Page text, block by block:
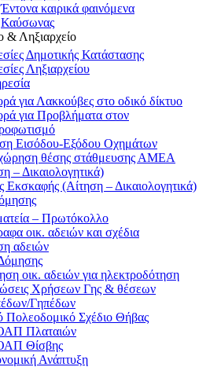
Έντονα καιρικά φαινόμενα
Καύσωνας
& Ληξιαρχείο
Δημοτικής Κατάστασης
Ληξιαρχείου
για Λακκούβες στο οδικό δίκτυο
για Προβλήματα στον
Εισόδου-Εξόδου Οχημάτων
θέσης στάθμευσης ΑΜΕΑ
– Δικαιολογητικά)
Εκσκαφής (Αίτηση – Δικαιολογητικά)
– Πρωτόκολλο
οικ. αδειών και σχέδια
αδειών
οικ. αδειών για ηλεκτροδότηση
Χρήσεων Γης & θέσεων
Γηπέδων
Πολεοδομικό Σχέδιο Θήβας
Πλαταιών
Θίσβης
Ανάπτυξη